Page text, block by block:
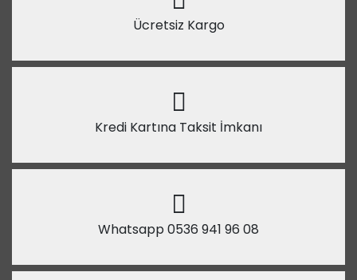
Ücretsiz Kargo
Kredi Kartına Taksit İmkanı
Whatsapp 0536 941 96 08